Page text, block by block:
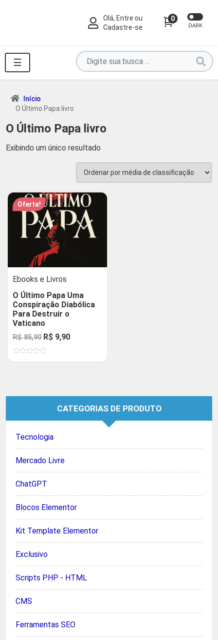
Olá, Entre ou
Cadastre-se
0
DARK
☰
Pesquise
por
produtos
Início
O Último Papa livro
O Último Papa livro
Exibindo um único resultado
Oferta!
Ebooks e Livros
O Último Papa Uma
Conspiração Diabólica
Para Destruir o
Vaticano
R$85,90 O
preço
original
R$ 9,90O
atual
CATEGORIAS DE PRODUTO
Tecnologia
Mercado Livre
ChatGPT
Blocos Elementor
Kit Template Elementor
Exclusivo
Scripts PHP - HTML
CMS
Ferramentas SEO